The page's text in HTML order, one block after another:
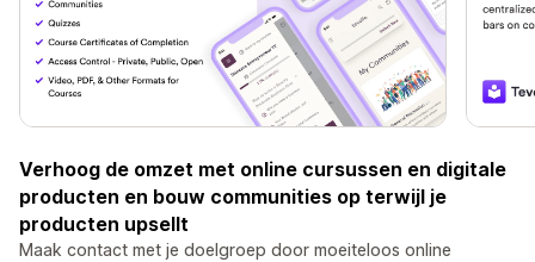
Verhoog de omzet met online cursussen en digitale
producten en bouw communities op terwijl je
producten upsellt
Maak contact met je doelgroep door moeiteloos online